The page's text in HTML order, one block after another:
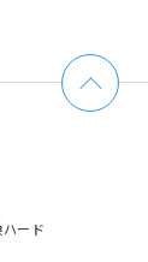
ード